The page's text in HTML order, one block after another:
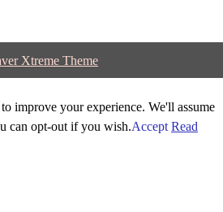
Xtreme Theme
improve your experience. We'll assume
can opt-out if you wish.Accept Read